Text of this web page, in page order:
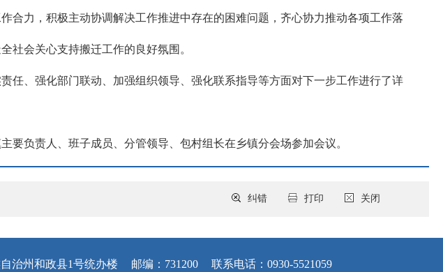
合力，积极主动协调解决工作推进中存在的困难问题，齐心协力推动各项工作落
社会关心支持搬迁工作的良好氛围。
任、强化部门联动、加强组织领导、强化联系指导等方面对下一步工作进行了详
负责人、班子成员、分管领导、包村组长在乡镇分会场参加会议。
关闭
打印
纠错
治州和政县1号统办楼 邮编：731200 联系电话：0930-5521059